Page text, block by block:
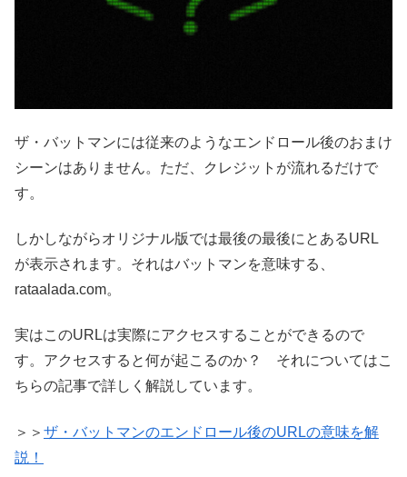
ザ・バットマンには従来のようなエンドロール後のおまけ
シーンはありません。ただ、クレジットが流れるだけで
す。
しかしながらオリジナル版では最後の最後にとあるURL
が表示されます。それはバットマンを意味する、
rataalada.com。
実はこのURLは実際にアクセスすることができるので
す。アクセスすると何が起こるのか？ それについてはこ
ちらの記事で詳しく解説しています。
＞＞ ザ・バットマンのエンドロール後のURLの意味を解
説！